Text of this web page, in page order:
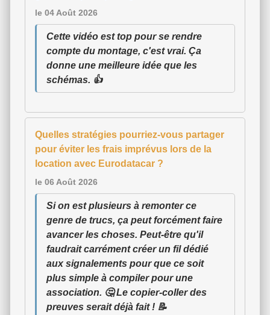
le 04 Août 2026
Cette vidéo est top pour se rendre
compte du montage, c'est vrai. Ça
donne une meilleure idée que les
schémas. 👍
Quelles stratégies pourriez-vous partager
pour éviter les frais imprévus lors de la
location avec Eurodatacar ?
le 06 Août 2026
Si on est plusieurs à remonter ce
genre de trucs, ça peut forcément faire
avancer les choses. Peut-être qu'il
faudrait carrément créer un fil dédié
aux signalements pour que ce soit
plus simple à compiler pour une
association. 🤔 Le copier-coller des
preuves serait déjà fait ! 📝